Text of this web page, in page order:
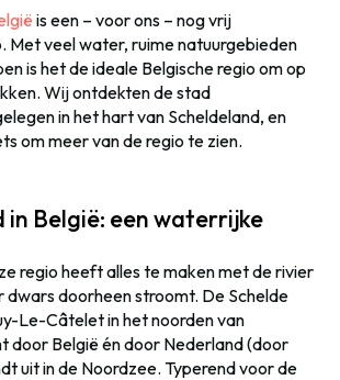
is een – voor ons – nog vrij
Met veel water, ruime natuurgebieden
is het de ideale Belgische regio om op
Wij ontdekten de stad
in het hart van Scheldeland, en
om meer van de regio te zien.
in België: een waterrijke
regio heeft alles te maken met de rivier
dwars doorheen stroomt. De Schelde
Le-Câtelet in het noorden van
door België én door Nederland (door
uit in de Noordzee. Typerend voor de